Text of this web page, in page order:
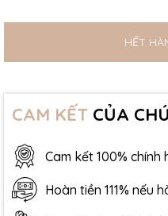
HẾT
CAM KẾT CỦA
Cam kết 100% chính
Hoàn tiền 111% nếu